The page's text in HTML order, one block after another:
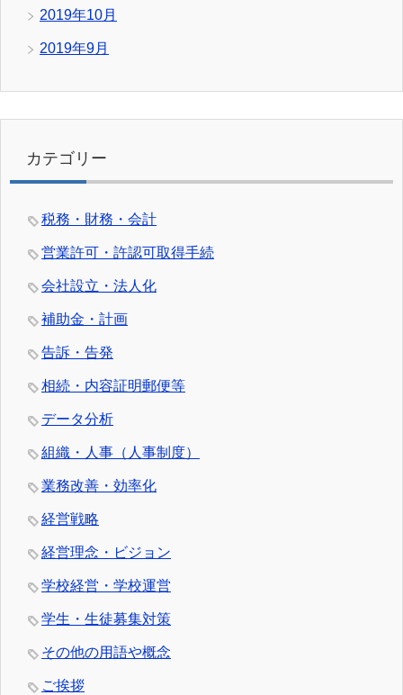
2019年10月
2019年9月
カテゴリー
税務・財務・会計
営業許可・許認可取得手続
会社設立・法人化
補助金・計画
告訴・告発
相続・内容証明郵便等
データ分析
組織・人事（人事制度）
業務改善・効率化
経営戦略
経営理念・ビジョン
学校経営・学校運営
学生・生徒募集対策
その他の用語や概念
ご挨拶